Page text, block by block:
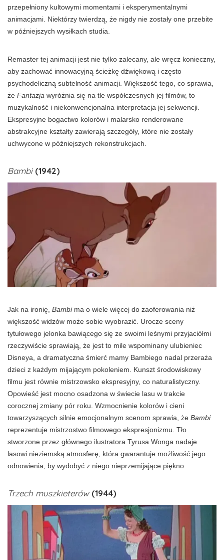
przepełniony kultowymi momentami i eksperymentalnymi
animacjami. Niektórzy twierdzą, że nigdy nie zostały one przebite
w późniejszych wysiłkach studia.
Remaster tej animacji jest nie tylko zalecany, ale wręcz konieczny,
aby zachować innowacyjną ścieżkę dźwiękową i często
psychodeliczną subtelność animacji. Większość tego, co sprawia,
że Fantazja wyróżnia się na tle współczesnych jej filmów, to
muzykalność i niekonwencjonalna interpretacja jej sekwencji.
Ekspresyjne bogactwo kolorów i malarsko renderowane
abstrakcyjne kształty zawierają szczegóły, które nie zostały
uchwycone w późniejszych rekonstrukcjach.
Bambi(1942)
Jak na ironię, Bambima o wiele więcej do zaoferowania niż
większość widzów może sobie wyobrazić. Urocze sceny
tytułowego jelonka bawiącego się ze swoimi leśnymi przyjaciółmi
rzeczywiście sprawiają, że jest to mile wspominany ulubieniec
Disneya, a dramatyczna śmierć mamy Bambiego nadal przeraża
dzieci z każdym mijającym pokoleniem. Kunszt środowiskowy
filmu jest równie mistrzowsko ekspresyjny, co naturalistyczny.
Opowieść jest mocno osadzona w świecie lasu w trakcie
corocznej zmiany pór roku. Wzmocnienie kolorów i cieni
towarzyszących silnie emocjonalnym scenom sprawia, że Bambi
reprezentuje mistrzostwo filmowego ekspresjonizmu. Tło
stworzone przez głównego ilustratora Tyrusa Wonga nadaje
lasowi nieziemską atmosferę, która gwarantuje możliwość jego
odnowienia, by wydobyć z niego nieprzemijające piękno.
Trzech muszkieterów(1944)